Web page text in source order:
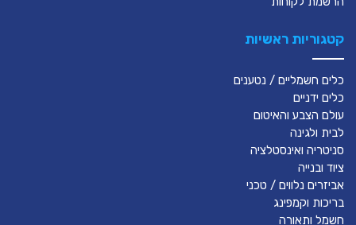
כלים חשמליים / נטענים
כלים ידניים
עולם הצבע והאיטום
לבית ולגינה
סניטריה ואינסטלציה
ציוד ובנייה
אביזרים נלווים / טכני
בריכות וקמפינג
חשמל ותאורה
מבצעים- SALE